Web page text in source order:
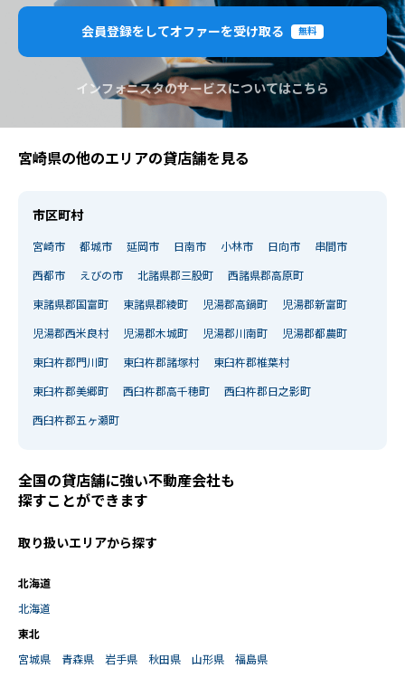
会員登録をしてオファーを受け取る 無料
インフォニスタのサービスについてはこちら
宮崎県の他のエリアの貸店舗を見る
市区町村
宮崎市 都城市 延岡市 日南市 小林市 日向市 串間市
西都市 えびの市 北諸県郡三股町 西諸県郡高原町
東諸県郡国富町 東諸県郡綾町 児湯郡高鍋町 児湯郡新富町
児湯郡西米良村 児湯郡木城町 児湯郡川南町 児湯郡都農町
東臼杵郡門川町 東臼杵郡諸塚村 東臼杵郡椎葉村
東臼杵郡美郷町 西臼杵郡高千穂町 西臼杵郡日之影町
西臼杵郡五ヶ瀬町
全国の貸店舗に強い不動産会社も
探すことができます
取り扱いエリアから探す
北海道
北海道
東北
宮城県
青森県 岩手県 秋田県 山形県
福島県